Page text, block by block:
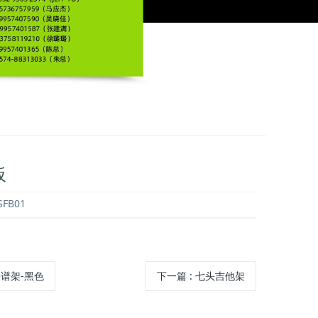
架-黑色 下一篇 : 七头吉他架